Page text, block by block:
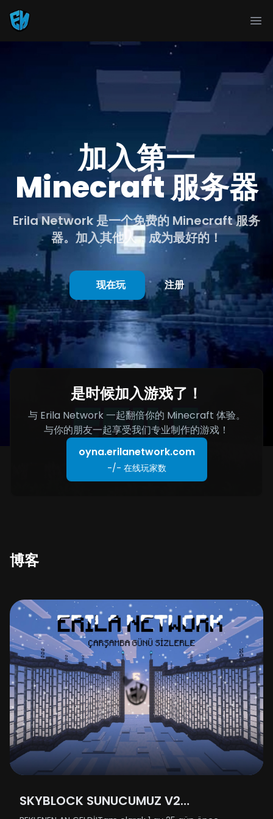
加入第一
Minecraft 服务器
Erila Network 是一个免费的 Minecraft 服务
器。加入其他人，成为最好的！
现在玩 注册
是时候加入游戏了！
与 Erila Network 一起翻倍你的 Minecraft 体验。
与你的朋友一起享受我们专业制作的游戏！
oyna.erilanetwork.com
-/- 在线玩家数
博客
SKYBLOCK SUNUCUMUZ V2